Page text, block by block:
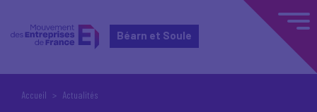
Béarn et Soule
Accueil Actualités